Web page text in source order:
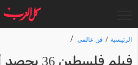
الرئيسية فن عالمي
فيلم